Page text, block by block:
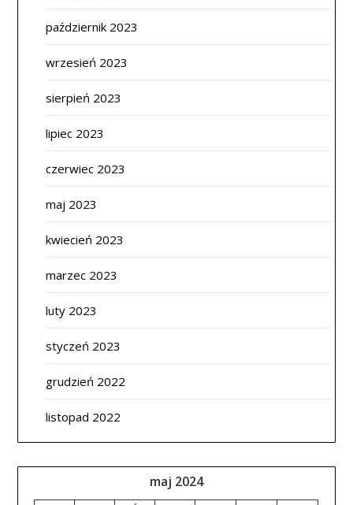
październik 2023
wrzesień 2023
sierpień 2023
lipiec 2023
czerwiec 2023
maj 2023
kwiecień 2023
marzec 2023
luty 2023
styczeń 2023
grudzień 2022
listopad 2022
maj 2024